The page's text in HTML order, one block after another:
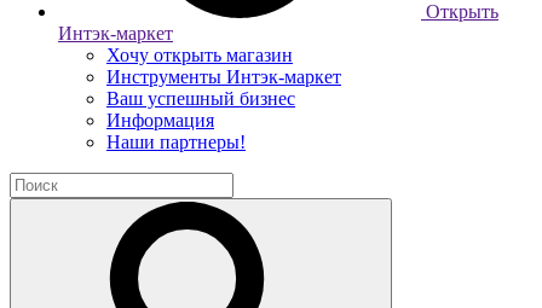
Открыть
Интэк-маркет
Хочу открыть магазин
Инструменты Интэк-маркет
Ваш успешный бизнес
Информация
Наши партнеры!